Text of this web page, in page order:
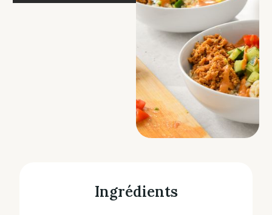
Ingrédients